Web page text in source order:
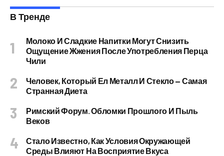
В Тренде
Молоко И Сладкие Напитки Могут Снизить
Ощущение Жжения После Употребления Перца
Чили
Человек, Который Ел Металл И Стекло — Самая
Странная Диета
Римский Форум. Обломки Прошлого И Пыль
Веков
Стало Известно, Как Условия Окружающей
Среды Влияют На Восприятие Вкуса